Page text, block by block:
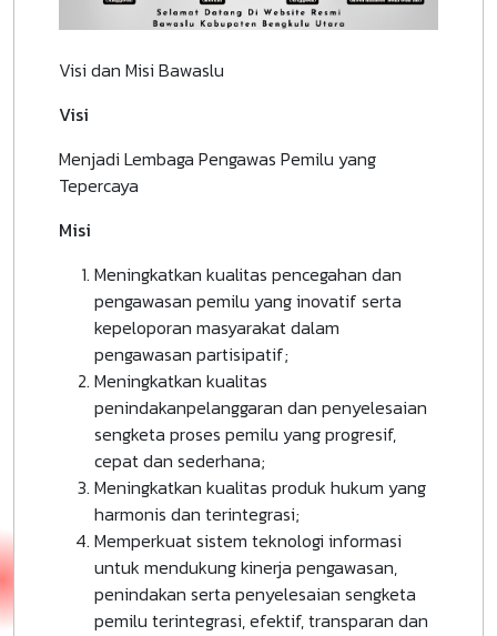
Visi dan Misi Bawaslu
Visi
Menjadi Lembaga Pengawas Pemilu yang
Tepercaya
Misi
Meningkatkan kualitas pencegahan dan
pengawasan pemilu yang inovatif serta
kepeloporan masyarakat dalam
pengawasan partisipatif;
Meningkatkan kualitas
penindakanpelanggaran dan penyelesaian
sengketa proses pemilu yang progresif,
cepat dan sederhana;
Meningkatkan kualitas produk hukum yang
harmonis dan terintegrasi;
Memperkuat sistem teknologi informasi
untuk mendukung kinerja pengawasan,
penindakan serta penyelesaian sengketa
pemilu terintegrasi, efektif, transparan dan